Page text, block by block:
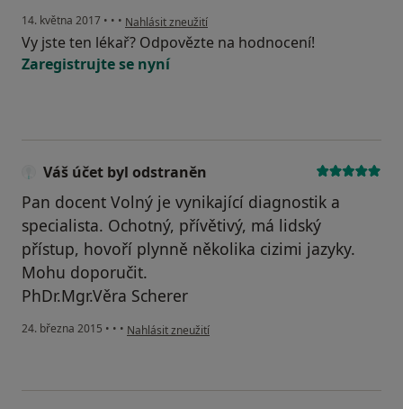
14. května 2017 • • • podle názoru uživatele Váš účet byl odstraněn
Nahlásit zneužití
Vy jste ten lékař? Odpovězte na hodnocení!
Zaregistrujte se nyní
Váš účet byl odstraněn
Pan docent Volný je vynikající diagnostik a
specialista. Ochotný, přívětivý, má lidský
přístup, hovoří plynně několika cizimi jazyky.
Mohu doporučit.
PhDr.Mgr.Věra Scherer
24. března 2015 • • • podle názoru uživatele Váš účet byl odstraněn
Nahlásit zneužití